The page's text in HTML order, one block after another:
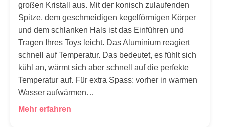
großen Kristall aus. Mit der konisch zulaufenden
Spitze, dem geschmeidigen kegelförmigen Körper
und dem schlanken Hals ist das Einführen und
Tragen Ihres Toys leicht. Das Aluminium reagiert
schnell auf Temperatur. Das bedeutet, es fühlt sich
kühl an, wärmt sich aber schnell auf die perfekte
Temperatur auf. Für extra Spass: vorher in warmen
Wasser aufwärmen…
Mehr erfahren